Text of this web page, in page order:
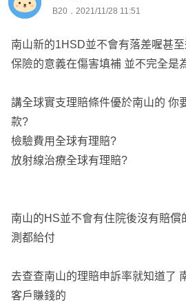
B20．2021/11/28 11:51
南山新的1HSD並不會有落差喔甚
保險的意義在傷害填補 並不完全是
講全球實支理賠條件優於南山的 你
款?
檢驗費用全球有理賠?
放射線治療全球有理賠?
南山的HS並不會有住院後沒有賠償
測都給付
去查查南山的理賠申訴率就知道了
客戶賺錢的